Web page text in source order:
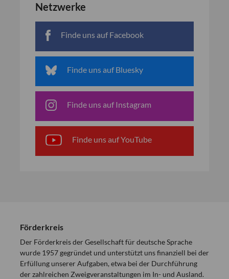
Netzwerke
Finde uns auf Facebook
Finde uns auf Bluesky
Finde uns auf Instagram
Finde uns auf YouTube
Förderkreis
Der Förderkreis der Gesellschaft für deutsche Sprache
wurde 1957 gegründet und unterstützt uns finanziell bei der
Erfüllung unserer Aufgaben, etwa bei der Durchführung
der zahlreichen Zweigveranstaltungen im In- und Ausland.